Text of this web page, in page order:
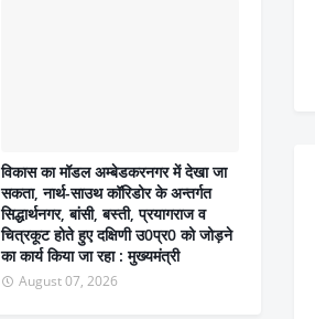
विकास का मॉडल अम्बेडकरनगर में देखा जा
सकता, नार्थ-साउथ कॉरिडोर के अन्तर्गत
सिद्धार्थनगर, बांसी, बस्ती, प्रयागराज व
चित्रकूट होते हुए दक्षिणी उ0प्र0 को जोड़ने
का कार्य किया जा रहा : मुख्यमंत्री
August 07, 2026